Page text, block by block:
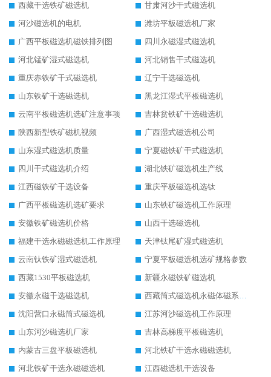
西藏干选铁矿磁选机
甘肃河沙干式磁选机
河沙磁选机的电机
潍坊平板磁选机厂家
广西平板磁选机磁铁排列图
四川永磁湿式磁选机
河北锰矿湿式磁选机
河北销售干式磁选机
重庆赤铁矿干式磁选机
辽宁干选磁选机
山东铁矿干选磁选机
黑龙江湿式平板磁选机
云南平板磁选机选矿注意事项
吉林贫铁矿干选磁选机
陕西新型铁矿磁机视频
广西湿式磁选机公司
山东湿式磁选机质量
宁夏磁铁矿干式磁选机
四川干式磁选机介绍
湖北铁矿磁选机生产线
江西磁铁矿干选设备
重庆平板磁选机选钛
广西平板磁选机选矿要求
山东铁矿磁选机工作原理
安徽铁矿磁选机价格
山西干选磁选机
福建干选永磁磁选机工作原理
天津钛尾矿湿式磁选机
云南钛铁矿湿式磁选机
宁夏平板磁选机选矿规格参数
西藏1530平板磁选机
新疆永磁铁矿磁选机
安徽永磁干选磁选机
西藏筒式磁选机永磁体磁系设计
沈阳营口永磁筒式磁选机
江苏河沙磁选机工作原理
山东河沙磁选机厂家
吉林高梯度平板磁选机
内蒙古三盘平板磁选机
河北铁矿干选永磁磁选机
河北铁矿干选永磁磁选机
江西磁选机干选设备